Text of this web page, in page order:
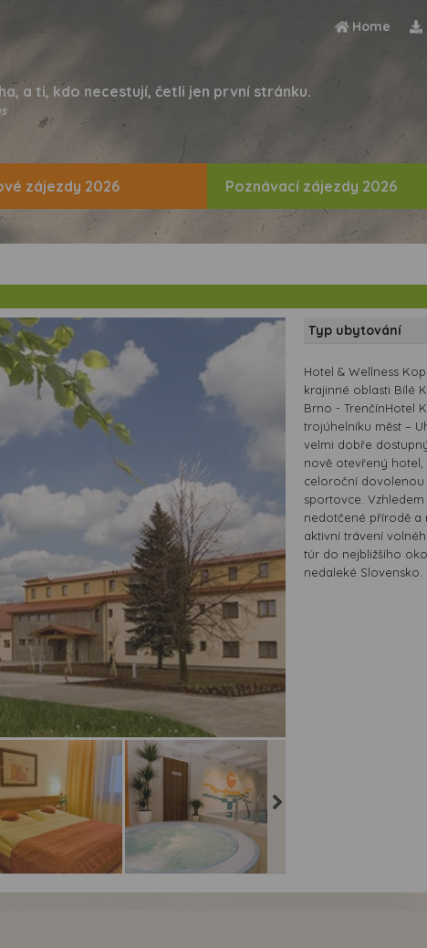
Home
a ti, kdo necestují, četli jen první stránku.
zájezdy 2026 Poznávací zájezdy 2026
Typ ubytování
Hotel & Wellness
krajinné oblasti Bílé
Brno - TrenčínHotel
trojúhelníku měst –
velmi dobře
nově otevřený hotel,
celoroční
sportovce.
nedotčené přírodě a
aktivní trávení
túr do nejbližšího
nedaleké Slovensko.